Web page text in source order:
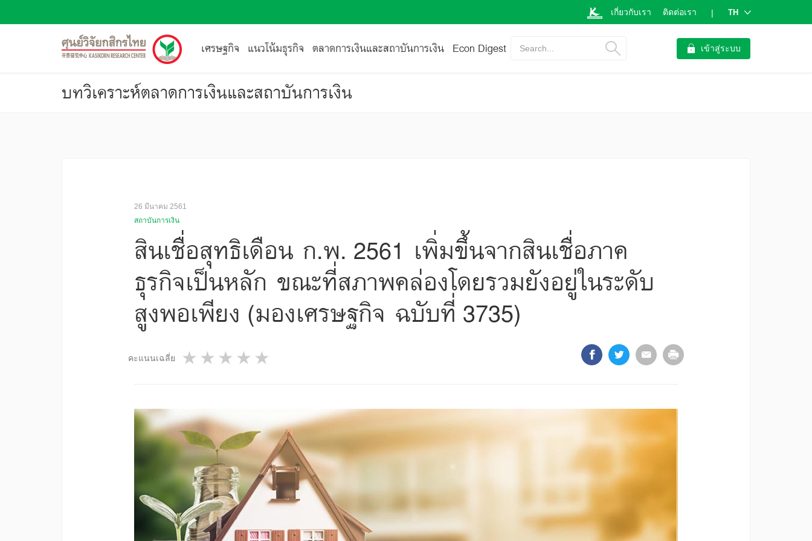
เกี่ยวกับเรา ติดต่อเรา | TH
เศรษฐกิจ แนวโน้มธุรกิจ ตลาดการเงินและสถาบันการเงิน Econ Digest Search... เข้าสู่ระบบ
บทวิเคราะห์ตลาดการเงินและสถาบันการเงิน
26 มีนาคม 2561
สถาบันการเงิน
สินเชื่อสุทธิเดือน ก.พ. 2561 เพิ่มขึ้นจากสินเชื่อภาค
ธุรกิจเป็นหลัก ขณะที่สภาพคล่องโดยรวมยังอยู่ในระดับ
สูงพอเพียง (มองเศรษฐกิจ ฉบับที่ 3735)
คะแนนเฉลี่ย 4 stars
3 stars
2 stars
1 star